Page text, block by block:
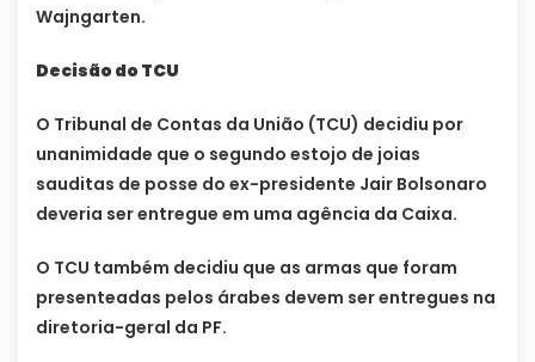
Wajngarten.
Decisão do TCU
O Tribunal de Contas da União (TCU) decidiu por
unanimidade que o segundo estojo de joias
sauditas de posse do ex-presidente Jair Bolsonaro
deveria ser entregue em uma agência da Caixa.
O TCU também decidiu que as armas que foram
presenteadas pelos árabes devem ser entregues na
diretoria-geral da PF.